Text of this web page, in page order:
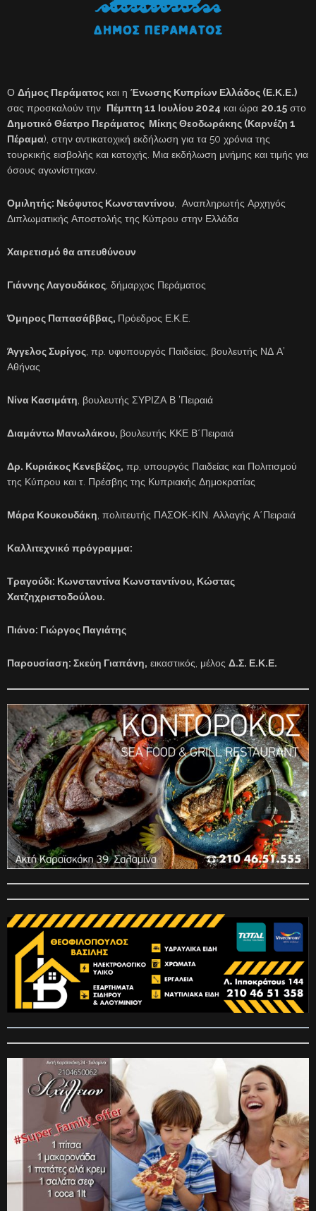
Ο Δήμος Περάματος και η Ένωσης Κυπρίων Ελλάδος (Ε.Κ.Ε.)
σας προσκαλούν την Πέμπτη 11 Ιουλίου 2024 και ώρα 20.15 στο
Δημοτικό Θέατρο Περάματος Μίκης Θεοδωράκης (Καρνέζη 1
Πέραμα), στην αντικατοχική εκδήλωση για τα 50 χρόνια της
τουρκικής εισβολής και κατοχής. Μια εκδήλωση μνήμης και τιμής για
όσους αγωνίστηκαν.
Ομιλητής: Νεόφυτος Κωνσταντίνου , Αναπληρωτής Αρχηγός
Διπλωματικής Αποστολής της Κύπρου στην Ελλάδα
Χαιρετισμό θα απευθύνουν
Γιάννης Λαγουδάκος , δήμαρχος Περάματος
Όμηρος Παπασάββας, Πρόεδρος Ε.Κ.Ε.
Άγγελος Συρίγος , πρ. υφυπουργός Παιδείας, βουλευτής ΝΔ Α’
Αθήνας
Νίνα Κασιμάτη , βουλευτής ΣΥΡΙΖΑ Β ’Πειραιά
Διαμάντω Μανωλάκου, βουλευτής ΚΚΕ Β΄Πειραιά
Δρ. Κυριάκος Κενεβέζος, πρ, υπουργός Παιδείας και Πολιτισμού
της Κύπρου και τ. Πρέσβης της Κυπριακής Δημοκρατίας
Μάρα Κουκουδάκη , πολιτευτής ΠΑΣΟΚ-ΚΙΝ. Αλλαγής Α΄Πειραιά
Καλλιτεχνικό πρόγραμμα:
Τραγούδι: Κωνσταντίνα Κωνσταντίνου, Κώστας
Χατζηχριστοδούλου.
Πιάνο: Γιώργος Παγιάτης
Παρουσίαση: Σκεύη Γιαπάνη, εικαστικός, μέλος Δ.Σ. Ε.Κ.Ε.